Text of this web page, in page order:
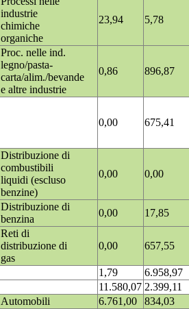
industrie
chimiche
organiche
23,94 5,78
Proc. nelle ind.
legno/pasta-
carta/alim./bevande
e altre industrie
0,86 896,87
0,00 675,41
Distribuzione di
combustibili
liquidi (escluso
benzine)
0,00 0,00
Distribuzione di
benzina
0,00
17,85
Reti di
distribuzione di
gas
0,00 657,55
1,79
6.958,97
11.580,07 2.399,11
Automobili
6.761,00
834,03